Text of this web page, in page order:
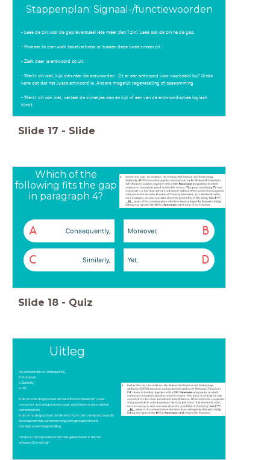
Stappenplan: Signaal-/functiewoorden
- Lees de zin voor de gap (eventueel iets meer dan 1 zin). Lees ook de zin na de gap.
- Probeer te zien welk tekstverband er tussen deze twee zinnen zit.
- Zoek daar je antwoord op uit.
- Werkt dit niet, kijk dan naar de antwoorden : Zit er een antwoord voor voorbeeld bij? Grote
kans dat dat het juiste antwoord is. Anders mogelijk tegenstelling of opssomming.
- Werkt dit ook niet, vertaal de zinnetjes dan en kijk of een van de antwoordopties logisch
klinkt.
Slide 17 - Slide
Which of the
following fits the gap
in paragraph 4?
A Consequently, B
Moreover,
C Similarly, D
Yet,
Slide 18 - Quiz
Uitleg
De antwoorden: A Consequently,
B Moreover,
C Similarly,
D Yet
In de zin voor de gap staat dat we kritisch moeten zijn (raise
concerns) over programma's waar autoriteiten en journalisten
samenwerken.
In de zin na de gap staat dat dewitch hunt(hier verwijzend naar de
bovengenoemde samenwerking) juist genegeerd werd.
Dat wijst op een tegenstelling.
Omdat ik mijn signaalwoorden heb geleerd weet ik dat het
antwoord D moet zijn.